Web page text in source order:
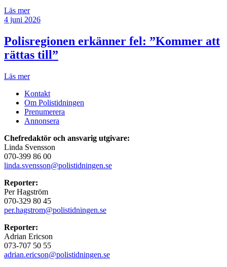
Läs mer
4 juni 2026
Polisregionen erkänner fel: ”Kommer att
rättas till”
Läs mer
Kontakt
Om Polistidningen
Prenumerera
Annonsera
Chefredaktör och ansvarig utgivare:
Linda Svensson
070-399 86 00
linda.svensson@polistidningen.se
Reporter:
Per Hagström
070-329 80 45
per.hagstrom@polistidningen.se
Reporter:
Adrian Ericson
073-707 50 55
adrian.ericson@polistidningen.se